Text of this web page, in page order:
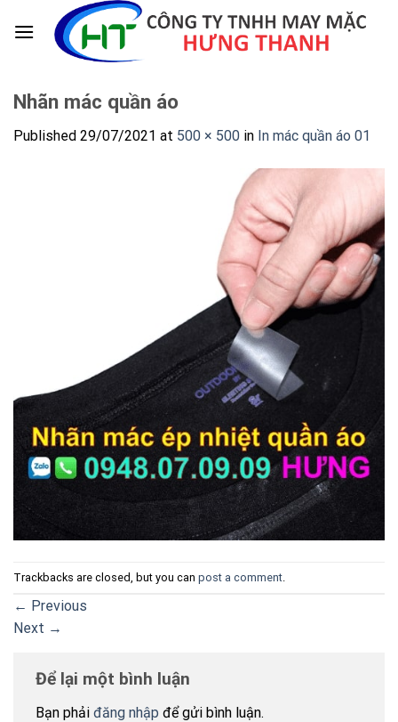
Nhãn mác quần áo
Published 29/07/2021 at 500 × 500 in In mác quần áo 01
Trackbacks are closed, but you can post a comment
← Previous
Next →
Để lại một bình luận
Bạn phải đăng nhập để gửi bình luận.